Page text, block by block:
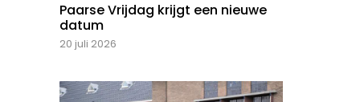
Paarse Vrijdag krijgt een nieuwe
datum
20 juli 2026